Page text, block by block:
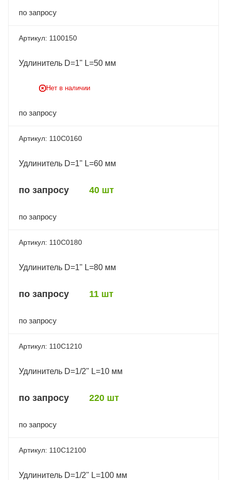
по запросу
1100150
Удлинитель D=1" L=50 мм
Нет в наличии
по запросу
110C0160
Удлинитель D=1" L=60 мм
по запросу 40 шт
по запросу
110C0180
Удлинитель D=1" L=80 мм
по запросу 11 шт
по запросу
110C1210
Удлинитель D=1/2" L=10 мм
по запросу 220 шт
по запросу
110C12100
Удлинитель D=1/2" L=100 мм